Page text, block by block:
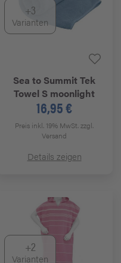
+3
Varianten
Sea to SummitTek
Towel S moonlight
16,95 €
Preis inkl. 19% MwSt.zzgl.
Versand
Details zeigen
+2
Varianten